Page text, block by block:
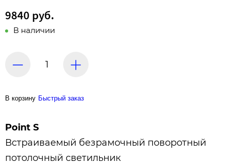
9840 руб.
В наличии
В корзину Быстрый заказ
Point S
Встраиваемый безрамочный поворотный
потолочный светильник